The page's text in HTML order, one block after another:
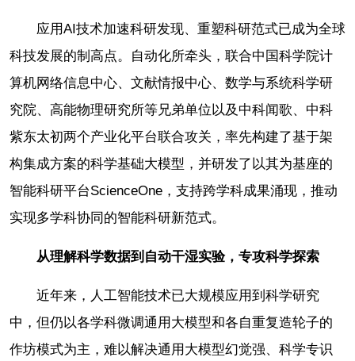
应用AI技术加速科研发现、重塑科研范式已成为全球
科技发展的制高点。自动化所牵头，联合中国科学院计
算机网络信息中心、文献情报中心、数学与系统科学研
究院、高能物理研究所等兄弟单位以及中科闻歌、中科
紫东太初两个产业化平台联合攻关，率先构建了基于架
构集成方案的科学基础大模型，并研发了以其为基座的
智能科研平台ScienceOne，支持跨学科成果涌现，推动
实现多学科协同的智能科研新范式。
从理解科学数据到自动干湿实验，专攻科学探索
近年来，人工智能技术已大规模应用到科学研究
中，但仍以各学科微调通用大模型和各自重复造轮子的
作坊模式为主，难以解决通用大模型幻觉强、科学专识